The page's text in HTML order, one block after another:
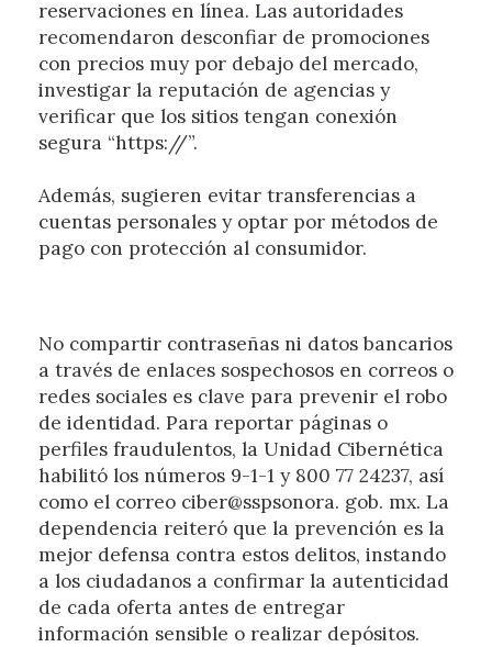
reservaciones en línea. Las autoridades
recomendaron desconfiar de promociones
con precios muy por debajo del mercado,
investigar la reputación de agencias y
verificar que los sitios tengan conexión
segura “https://”.
Además, sugieren evitar transferencias a
cuentas personales y optar por métodos de
pago con protección al consumidor.
No compartir contraseñas ni datos bancarios
a través de enlaces sospechosos en correos o
redes sociales es clave para prevenir el robo
de identidad. Para reportar páginas o
perfiles fraudulentos, la Unidad Cibernética
habilitó los números 9-1-1 y 800 77 24237, así
como el correo ciber@sspsonora. gob. mx. La
dependencia reiteró que la prevención es la
mejor defensa contra estos delitos, instando
a los ciudadanos a confirmar la autenticidad
de cada oferta antes de entregar
información sensible o realizar depósitos.